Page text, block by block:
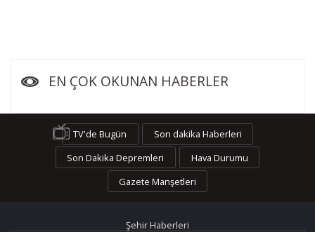
EN ÇOK OKUNAN HABERLER
TV'de Bugün
Son dakika Haberleri
Son Dakika Depremleri
Hava Durumu
Gazete Manşetleri
Şehir Haberleri